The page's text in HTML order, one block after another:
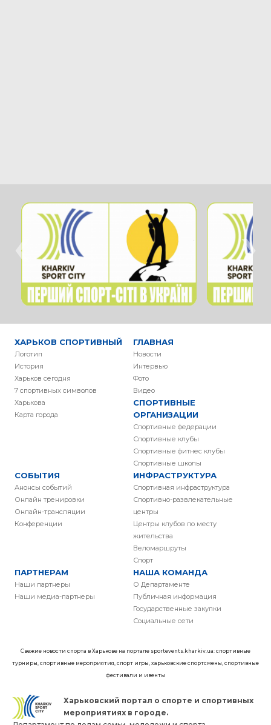
‹ ›
ХАРЬКОВ СПОРТИВНЫЙ
Логотип
История
Харьков сегодня
7 спортивных символов
Харькова
Карта города
ГЛАВНАЯ
Новости
Интервью
Фото
Видео
СПОРТИВНЫЕ
ОРГАНИЗАЦИИ
Спортивные федерации
Спортивные клубы
Спортивные фитнес клубы
Спортивные школы
СОБЫТИЯ
Анонсы событий
Онлайн тренировки
Онлайн-трансляции
Конференции
ИНФРАСТРУКТУРА
Спортивная инфраструктура
Спортивно-развлекательные
центры
Центры клубов по месту
жительства
Веломаршруты
Спорт
ПАРТНЕРАМ
Наши партнеры
Наши медиа-партнеры
НАША КОМАНДА
О Департаменте
Публичная информация
Государственные закупки
Социальные сети
Свежие новости спорта в Харькове на портале sportevents.kharkiv.ua: спортивные
турниры, спортивные мероприятия, спорт игры, харьковские спортсмены, спортивные
фестивали и ивенты
Харьковский портал о спорте и спортивных
мероприятиях в городе.